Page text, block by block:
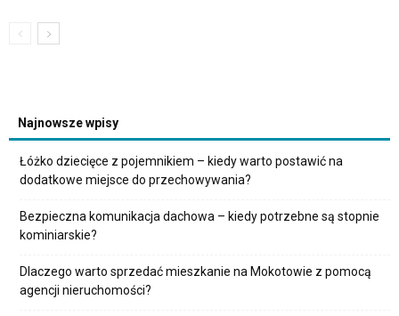
Najnowsze wpisy
Łóżko dziecięce z pojemnikiem – kiedy warto postawić na
dodatkowe miejsce do przechowywania?
Bezpieczna komunikacja dachowa – kiedy potrzebne są stopnie
kominiarskie?
Dlaczego warto sprzedać mieszkanie na Mokotowie z pomocą
agencji nieruchomości?